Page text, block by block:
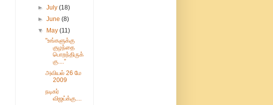
►July(18)
►June(8)
▼
May(11)
"உங்களுக்கு
குழந்தை
பொறந்திருக்
கு....”
அவியல் 26 மே
2009
நடிகர்
விஜய்க்கு....